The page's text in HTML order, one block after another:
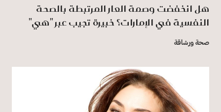
هل انخفضت وصمة العار المرتبطة بالصحة
النفسية في الإمارات؟ خبيرة تجيب عبر "هي"
صحة ورشاقة